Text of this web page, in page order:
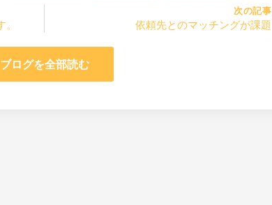
次の記事
依頼先とのマッチングが課題
ブログを全部読む